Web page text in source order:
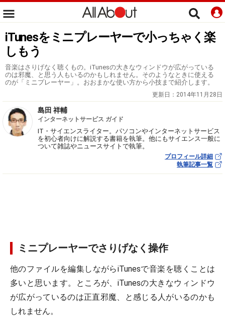
iTunesをミニプレーヤーで小っちゃく楽
しもう
音楽はさりげなく聴くもの。iTunesの大きなウィンドウが広がっている
のは邪魔、と思う人もいるのかもしれません。そのようなときに使える
のが「ミニプレーヤー」。おおまかな使い方から小技まで紹介します。
更新日： 2014年11月28日
島田 祥輔
インターネットサービス ガイド
IT・サイエンスライター。パソコンやインターネットサービス
を初心者向けに解説する書籍を執筆。他にもサイエンス一般に
ついて雑誌やニュースサイトで執筆。
プロフィール詳細
執筆記事一覧
ミニプレーヤーでさりげなく操作
他のファイルを編集しながらiTunesで音楽を聴くことは
多いと思います。ところが、iTunesの大きなウィンドウ
が広がっているのは正直邪魔、と感じる人がいるのかも
しれません。